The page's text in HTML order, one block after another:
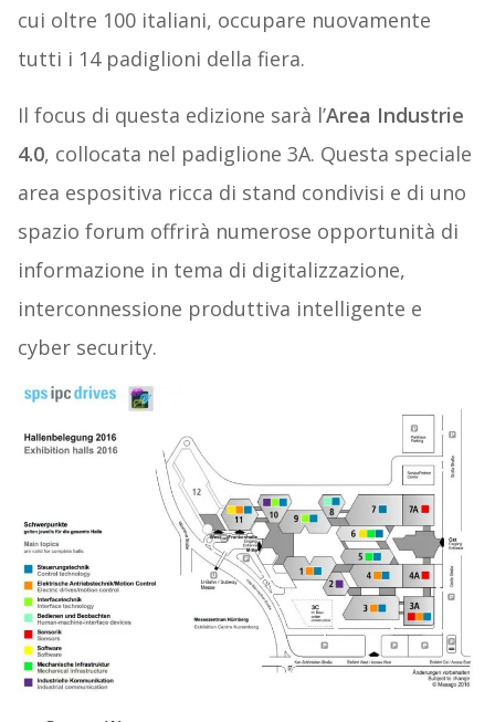
cui oltre 100 italiani, occupare nuovamente
tutti i 14 padiglioni della fiera.
Il focus di questa edizione sarà l’Area Industrie
4.0, collocata nel padiglione 3A. Questa speciale
area espositiva ricca di stand condivisi e di uno
spazio forum offrirà numerose opportunità di
informazione in tema di digitalizzazione,
interconnessione produttiva intelligente e
cyber security.